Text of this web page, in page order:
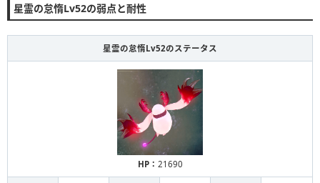
星霊の怠惰Lv52の弱点と耐性
星霊の怠惰Lv52のステータス
HP： 21690